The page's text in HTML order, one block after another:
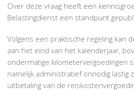
Over deze vraag heeft een
Belastingdienst een standpunt
Volgens een praktische regeling kan
aan het eind van het kalenderjaar,
ondermatige kilometervergoedingen
namelijk administratief onnodig lastig
uitbetaling van de